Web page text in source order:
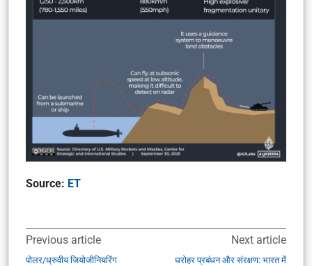
Source: ET
Previous article
पोलर/ध्रुवीय जियोजीनियरिंग
Next article
धरोहर प्रबंधन और संरक्षण: भारत में